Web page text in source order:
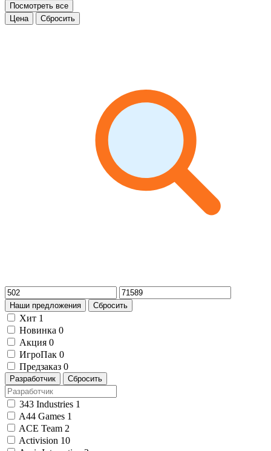
Посмотреть все
Цена
Сбросить
Наши предложения Сбросить
Хит 1
Новинка 0
Акция 0
ИгроПак 0
Предзаказ 0
Разработчик Сбросить
343 Industries 1
A44 Games 1
ACE Team 2
Activision 10